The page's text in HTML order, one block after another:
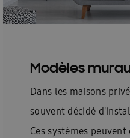
Modèles
Dans les maisons
souvent décidé
Ces systèmes